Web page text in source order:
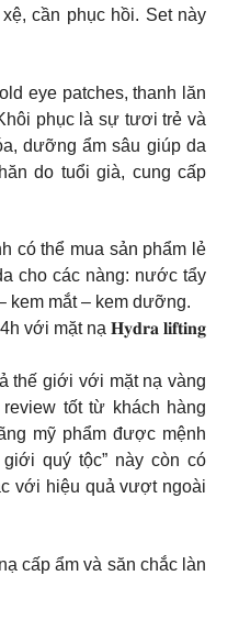
cần phục hồi. Set này
eye patches, thanh lăn
phục là sự tươi trẻ và
dưỡng ẩm sâu giúp da
do tuổi già, cung cấp
có thể mua sản phẩm lẻ
cho các nàng: nước tẩy
kem mắt – kem dưỡng.
với mặt nạ 𝐇𝐲𝐝𝐫𝐚 𝐥𝐢𝐟𝐭𝐢𝐧𝐠
thế giới với mặt nạ vàng
tốt từ khách hàng
mỹ phẩm được mệnh
quý tộc” này còn có
với hiệu quả vượt ngoài
nạ cấp ẩm và săn chắc làn